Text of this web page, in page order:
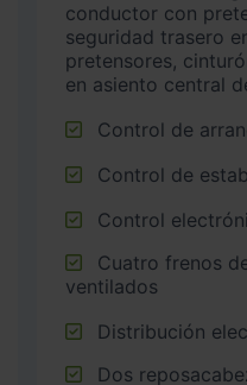
conductor con
seguridad trasero
pretensores,
en asiento central
Control de
Control de
Control
ventilados
Distribución